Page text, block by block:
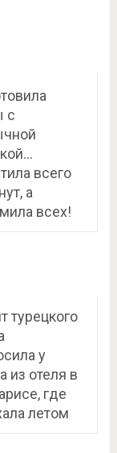
с
всего
а
всех!
турецкого
у
из отеля в
где
летом